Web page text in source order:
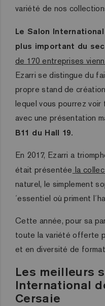
variété de nos
Le Salon
plus important du
de 170 entreprises
Ezarri se distingue du
propre stand de
lequel vous pourrez voir
avec une présentation
B11 du Hall 19.
En 2017, Ezarri a
était présentée la
naturel, le simplement
´essentiel où priment
Cette année, pour sa
toute la variété offerte
et en diversité de
Les meilleurs
International
Cersaie